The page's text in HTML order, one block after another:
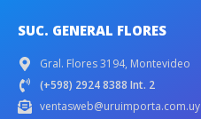
SUC. GENERAL FLORES
Gral. Flores 3194, Montevideo
(+598) 2924 8388 Int. 2
ventasweb@uruimporta.com.uy